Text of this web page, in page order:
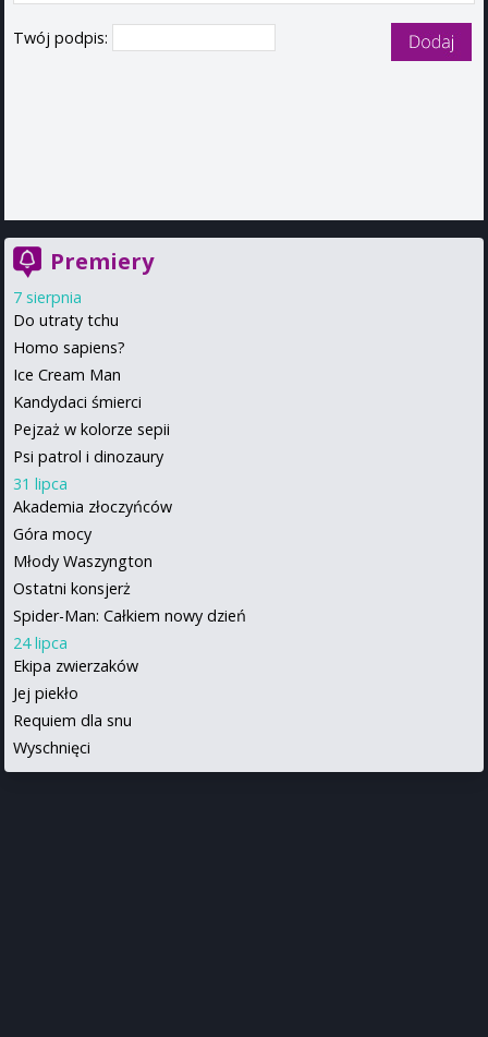
Twój podpis:
Premiery
7 sierpnia
Do utraty tchu
Homo sapiens?
Ice Cream Man
Kandydaci śmierci
Pejzaż w kolorze sepii
Psi patrol i dinozaury
31 lipca
Akademia złoczyńców
Góra mocy
Młody Waszyngton
Ostatni konsjerż
Spider-Man: Całkiem nowy dzień
24 lipca
Ekipa zwierzaków
Jej piekło
Requiem dla snu
Wyschnięci